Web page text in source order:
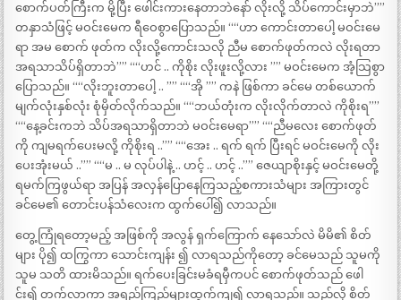
စောက်ပတ်ကြီးက မို့ပြီး ဖေါင်းကားနေတာဘဲနော် လိုးလို့ သိပ်ကောင်းမှာဘဲ””
တနှာသံဖြင့် မဝင်းမေက ရီဝေစွာပြောသည်။ ““ဟာ ကောင်းတာပေါ့ မဝင်းမေ
ရာ အမ စောက် ဖုတ်က လိုးလို့ကောင်းသလို ညီမ စောက်ဖုတ်ကလဲ လိုးရတာ
အရသာသိပ်ရှိတာဘဲ”” ““ဟင် .. ကိုစိုး လိုးဖူးလို့လား ”” မဝင်းမေက အံ့သြစွာ
ပြောသည်။ ““လိုးဘူးတာပေါ့ .. ”” ““အို ”” ကနဲ ဖြစ်ကာ ခင်မေ တစ်ယောက်
မျက်လုံးနှစ်လုံး စုံမှိတ်လိုက်သည်။ ““ဘယ်တုံးက လိုးလိုက်တာလဲ ကိုစိုးရ””
““နေ့ခင်းကဘဲ သိပ်အရသာရှိတာဘဲ မဝင်းမေရာ”” ““ညီမလေး စောက်ဖုတ်
ကို ကျမရက်ပေးမလို့ ကိုစိုးရ ..”” ““အေး .. ရက် ရက် ပြီးရင် မဝင်းမေကို လိုး
ပေးအုံးမယ် ..”” ““မ .. မ လုပ်ပါနဲ့ .. ဟင့် .. ဟင့် ..”” ဇေယျာစိုးနှင့် မဝင်းမေတို့
ရမက်ကြဖွယ်ရာ အပြန် အလှန်ပြောနေကြသည့်စကားသံများ အကြားတွင်
ခင်မေ၏ တောင်းပန်သံလေးက ထွက်ပေါ်၍ လာသည်။
တွေ့ကြုံရတော့မည့် အဖြစ်ကို အလွန် ရှက်ကြောက် နေသော်လဲ မိမိ၏ စိတ်
များ ပို၍ ထကြွကာ သောင်းကျန်း ၍ လာရသည်ကိုတော့ ခင်မေသည် သူမကို
သူမ သတိ ထားမိသည်။ ရက်ပေးခြင်းမခံရမှီကပင် စောက်ဖုတ်သည် ဖေါ
င်း၍ တက်လာကာ အရည်ကြည်များထွက်ကျ၍ လာရသည်။ သည်လို စိတ်